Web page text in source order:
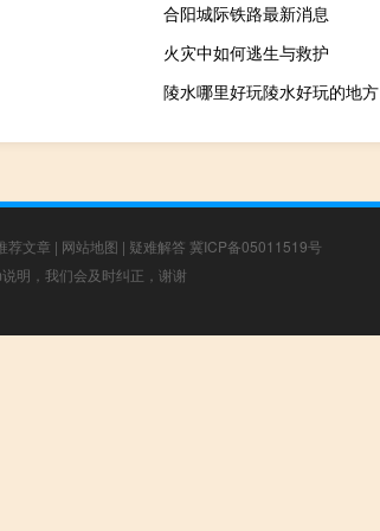
合阳城际铁路最新消息
火灾中如何逃生与救护
陵水哪里好玩陵水好玩的地方
荐文章 | 网站地图 | 疑难解答 冀ICP备05011519号
明，我们会及时纠正，谢谢